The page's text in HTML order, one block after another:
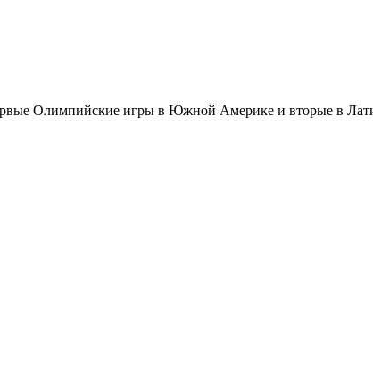
Олимпийские игры в Южной Америке и вторые в